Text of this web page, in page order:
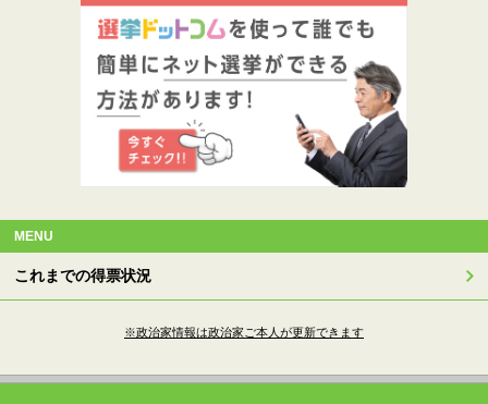
MENU
これまでの得票状況
※政治家情報は政治家ご本人が更新できます